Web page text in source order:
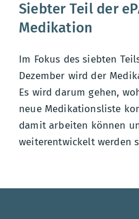
Siebter Teil der
Medikation
Im Fokus des siebten
Dezember wird der
Es wird darum gehen,
neue Medikationsliste
damit arbeiten können
weiterentwickelt werden